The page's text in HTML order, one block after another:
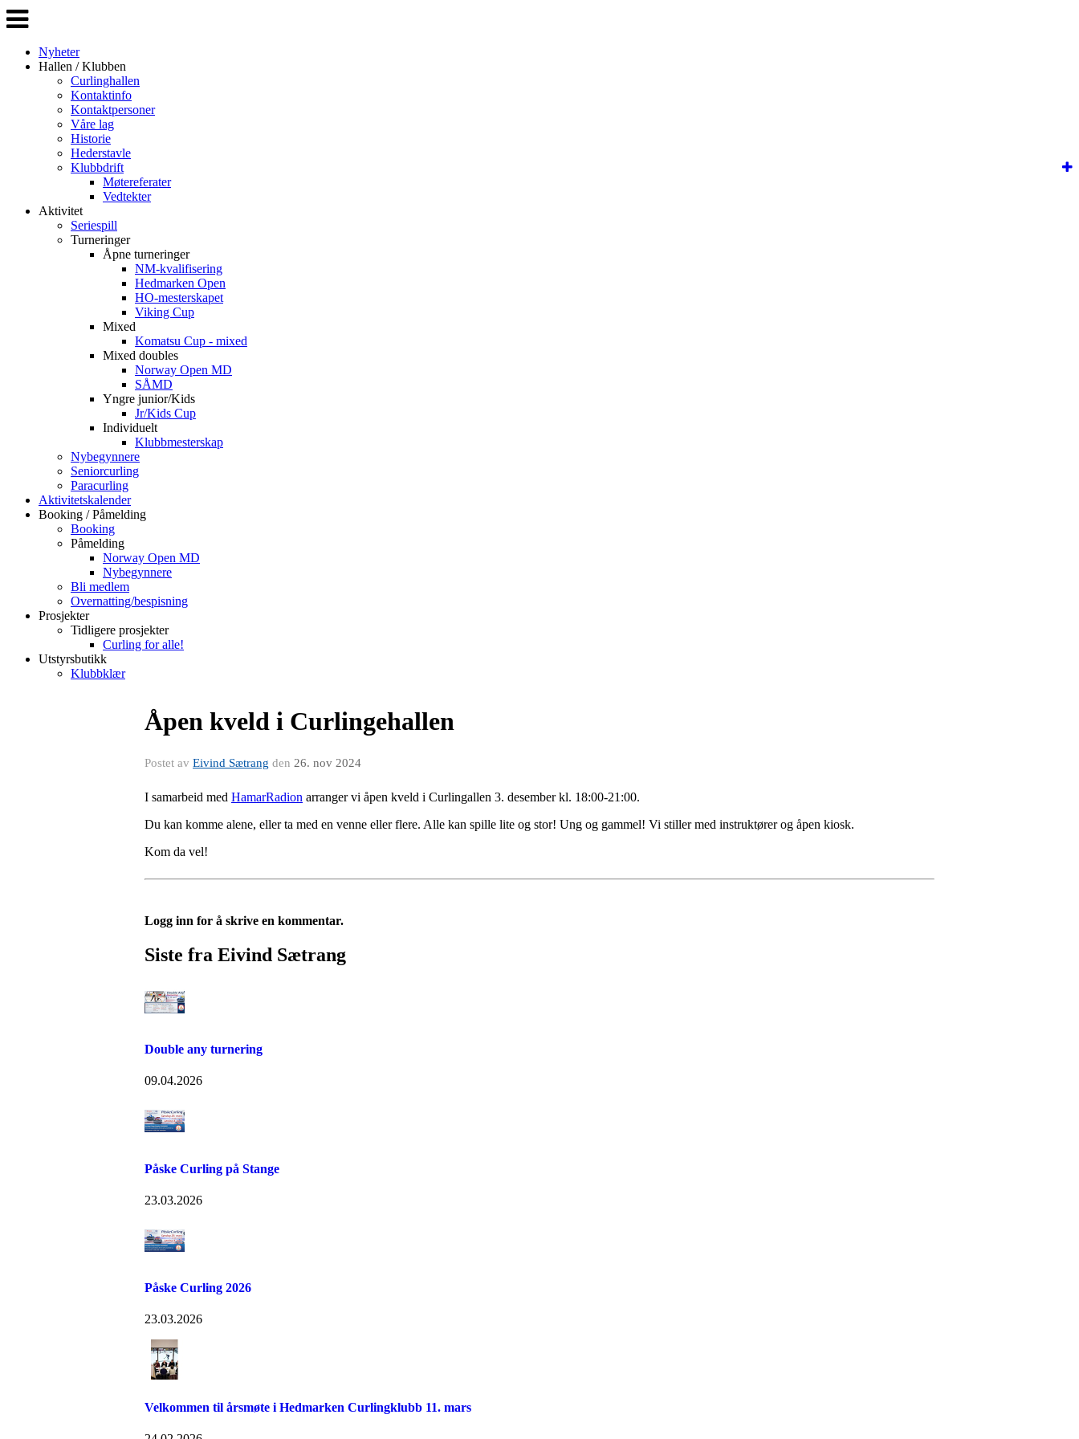
Veksle
navigasjon
Nyheter
Hallen / Klubben
Curlinghallen
Kontaktinfo
Kontaktpersoner
Våre lag
Historie
Hederstavle
Klubbdrift
Møtereferater
Vedtekter
Aktivitet
Seriespill
Turneringer
Åpne turneringer
NM-kvalifisering
Hedmarken Open
HO-mesterskapet
Viking Cup
Mixed
Komatsu Cup - mixed
Mixed doubles
Norway Open MD
SÅMD
Yngre junior/Kids
Jr/Kids Cup
Individuelt
Klubbmesterskap
Nybegynnere
Seniorcurling
Paracurling
Aktivitetskalender
Booking / Påmelding
Booking
Påmelding
Norway Open MD
Nybegynnere
Bli medlem
Overnatting/bespisning
Prosjekter
Tidligere prosjekter
Curling for alle!
Utstyrsbutikk
Klubbklær
Åpen kveld i Curlingehallen
Postet av Eivind Sætrang den 26. nov 2024
I samarbeid med HamarRadion arranger vi åpen kveld i Curlingallen 3. desember kl. 18:00-21:00.
Du kan komme alene, eller ta med en venne eller flere. Alle kan spille lite og stor! Ung og gammel! Vi stiller med instruktører og åpen kiosk.
Kom da vel!
Logg inn for å skrive en kommentar.
Siste fra Eivind Sætrang
Double any turnering
09.04.2026
Påske Curling på Stange
23.03.2026
Påske Curling 2026
23.03.2026
Velkommen til årsmøte i Hedmarken Curlingklubb 11. mars